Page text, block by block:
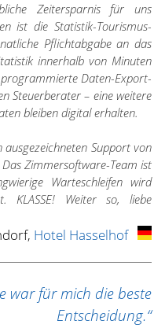
Zeitersparnis für uns
ist die Statistik-Tourismus-
Pflichtabgabe an das
innerhalb von Minuten
Daten-Export-
Steuerberater – eine weitere
bleiben digital erhalten.
Support von
Zimmersoftware-Team ist
Warteschleifen wird
KLASSE! Weiter so, liebe
Hotel Hasselhof
war für mich die beste
Entscheidung.“